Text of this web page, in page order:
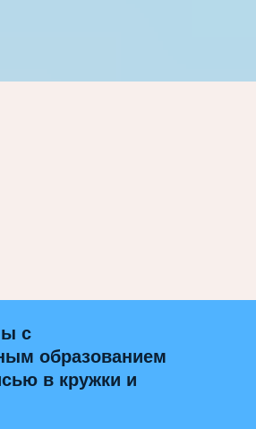
с
образованием
в кружки и